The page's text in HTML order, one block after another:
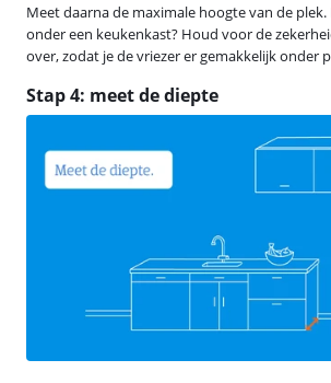
Meet daarna de maximale hoogte van de
onder een keukenkast? Houd voor de
over, zodat je de vriezer er gemakkelijk onder
Stap 4: meet de diepte